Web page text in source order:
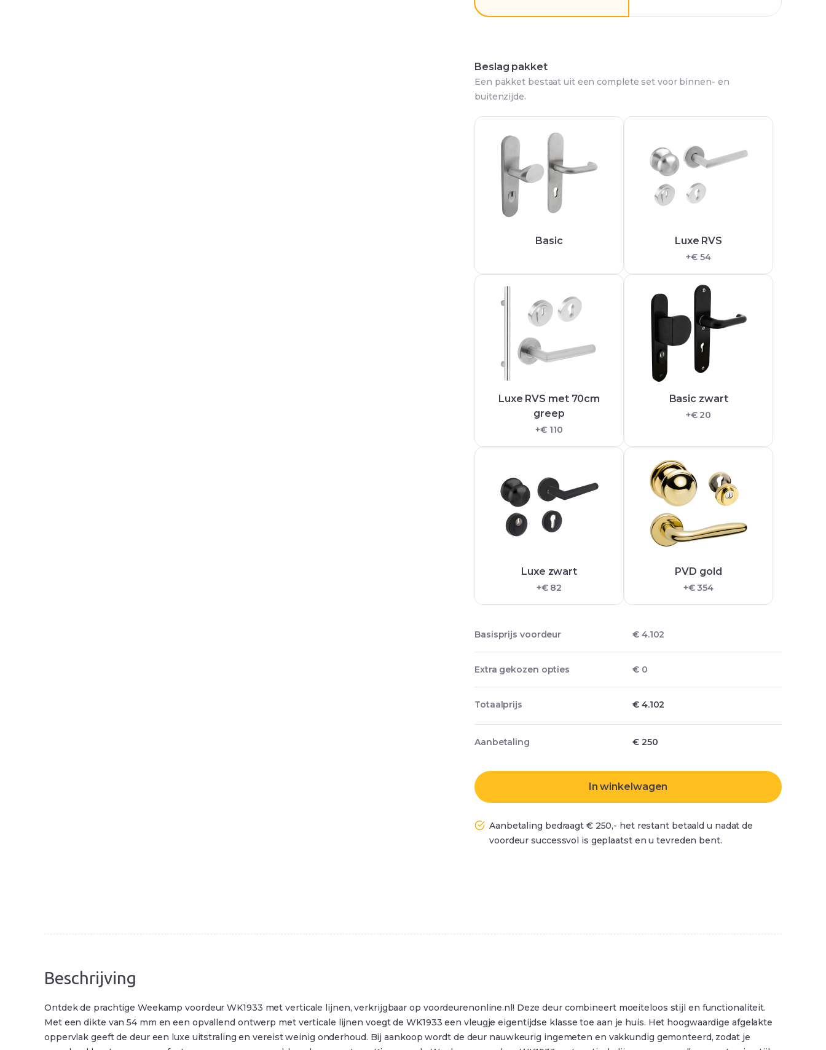
Beslag pakket
Een pakket bestaat uit een complete set voor binnen- en
buitenzijde.
Basic Luxe RVS
+€ 54
Luxe RVS met 70cm
greep
+€ 110
Basic zwart
+€ 20
Luxe zwart
+€ 82
PVD gold
+€ 354
Basisprijs voordeur € 4.102
Extra gekozen opties € 0
Totaalprijs € 4.102
Aanbetaling €250
In winkelwagen
Aanbetaling bedraagt € 250,- het restant betaald u nadat de
voordeur successvol is geplaatst en u tevreden bent.
Beschrijving
Ontdek de prachtige Weekamp voordeur WK1933 met verticale lijnen, verkrijgbaar op voordeurenonline.nl! Deze deur combineert moeiteloos stijl en functionaliteit.
Met een dikte van 54 mm en een opvallend ontwerp met verticale lijnen voegt de WK1933 een vleugje eigentijdse klasse toe aan je huis. Het hoogwaardige afgelakte
oppervlak geeft de deur een luxe uitstraling en vereist weinig onderhoud. Bij aankoop wordt de deur nauwkeurig ingemeten en vakkundig gemonteerd, zodat je